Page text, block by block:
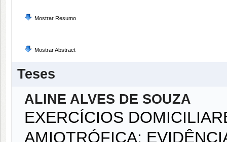
Mostrar Resumo
Mostrar Abstract
Teses
ALINE ALVES DE SOUZA
EXERCÍCIOS
AMIOTRÓFICA: